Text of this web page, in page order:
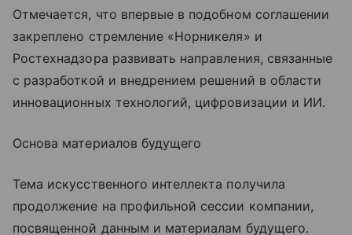
Отмечается, что впервые в подобном соглашении
закреплено стремление «Норникеля» и
Ростехнадзора развивать направления, связанные
с разработкой и внедрением решений в области
инновационных технологий, цифровизации и ИИ.
Основа материалов будущего
Тема искусственного интеллекта получила
продолжение на профильной сессии компании,
посвященной данным и материалам будущего.